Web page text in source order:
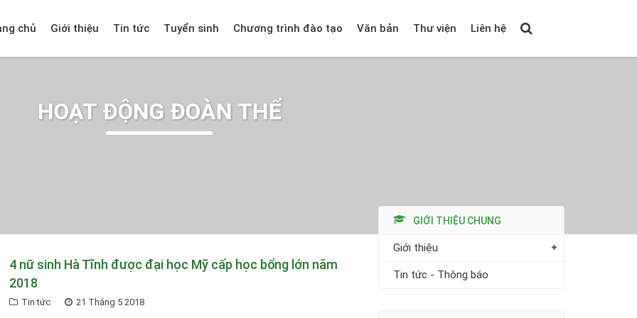
chủ Giới thiệu Tin tức Tuyển sinh Chương trình đào tạo Văn bản Thư viện Liên hệ
HOẠT ĐỘNG ĐOÀN THỂ
4 nữ sinh Hà Tĩnh được đại học Mỹ cấp học bổng lớn năm
2018
Tin tức 21 Tháng 5 2018
GIỚI THIỆU CHUNG
Giới thiệu
Tin tức - Thông báo